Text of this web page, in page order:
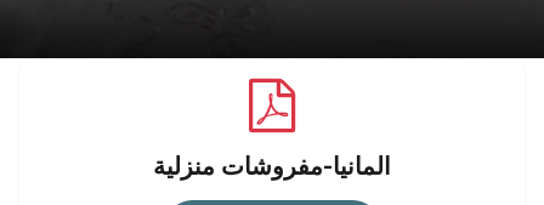
المانيا-مفروشات منزلية